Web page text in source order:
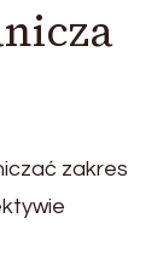
zakres